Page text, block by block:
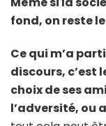
fond, on reste
Ce qui m’a
discours, c’est
choix de ses
l’adversité, ou